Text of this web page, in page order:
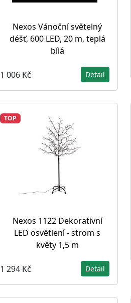
Nexos Vánoční světelný
déšť, 600 LED, 20 m, teplá
bílá
1 006 Kč Detail
TOP
Nexos 1122 Dekorativní
LED osvětlení - strom s
květy 1,5 m
1 294 Kč Detail